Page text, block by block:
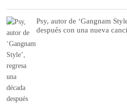
Psy, autor de ‘Gangnam
después con una nueva